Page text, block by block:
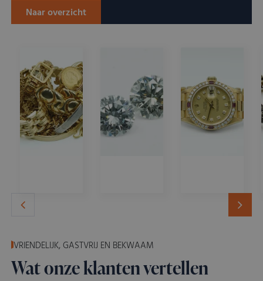
Naar overzicht
VRIENDELIJK, GASTVRIJ EN BEKWAAM
Wat onze klanten vertellen